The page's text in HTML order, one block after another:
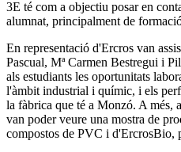
3E té com a objectiu posar en
alumnat, principalment de
En representació d'Ercros van
Pascual, Mª Carmen Bestregui i
als estudiants les oportunitats
l'àmbit industrial i químic, i els
la fàbrica que té a Monzó. A més,
van poder veure una mostra de
compostos de PVC i d'ErcrosBio,